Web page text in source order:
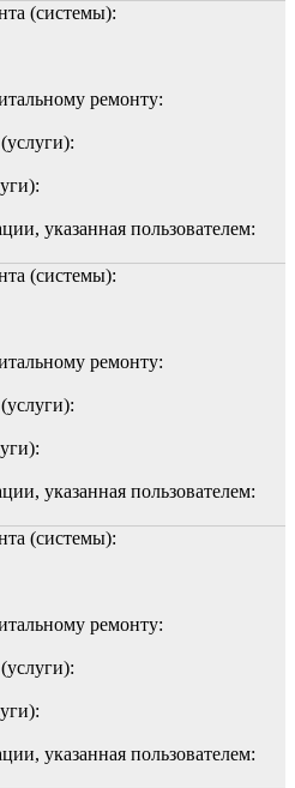
(системы):
ремонту:
указанная пользователем:
(системы):
ремонту:
указанная пользователем:
(системы):
ремонту:
указанная пользователем: